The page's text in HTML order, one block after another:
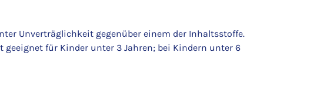
Unverträglichkeit gegenüber einem der Inhaltsstoffe.
geeignet für Kinder unter 3 Jahren; bei Kindern unter 6